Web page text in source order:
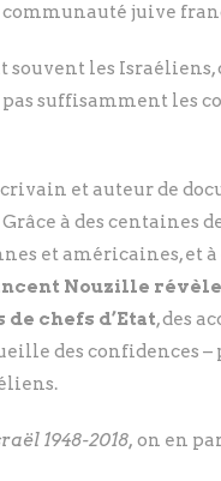
juive
souvent les
suffisamment les
et auteur de
à des centaines
et américaines, et à
Nouzille
chefs d’Etat, des
des confidences
1948-2018, on en